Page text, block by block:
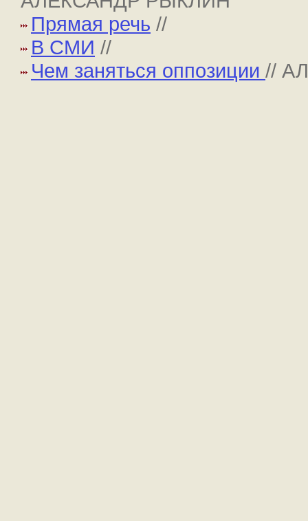
Прямая речь //
В СМИ //
Чем заняться оппозиции //